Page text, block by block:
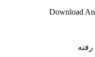
Download